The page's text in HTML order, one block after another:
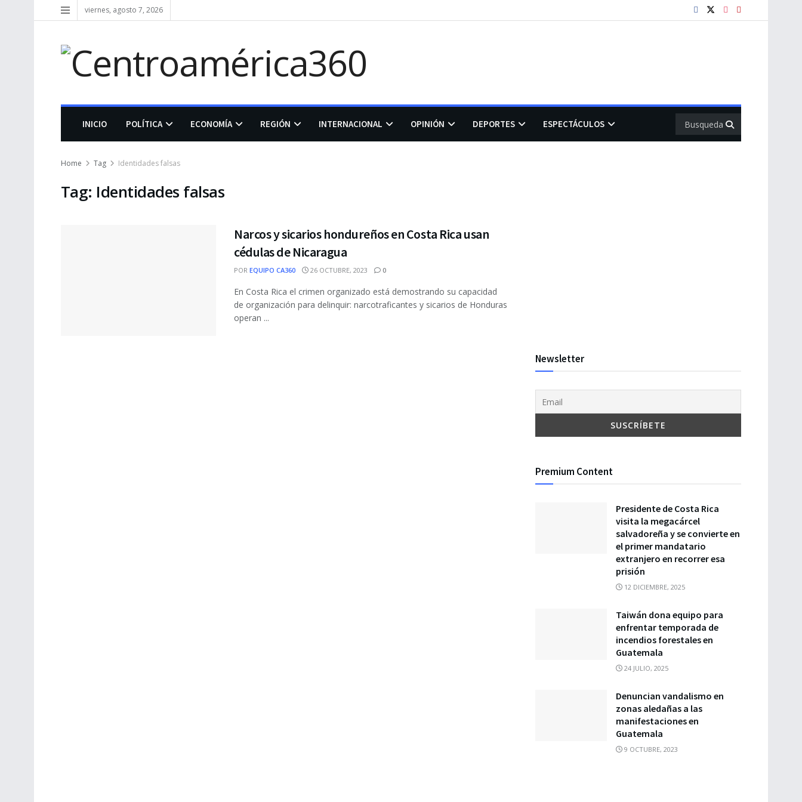
viernes, agosto 7, 2026
INICIO POLÍTICA ECONOMÍA REGIÓN INTERNACIONAL OPINIÓN DEPORTES ESPECTÁCULOS
Home Tag Identidades falsas
Tag: Identidades falsas
Narcos y sicarios hondureños en Costa Rica usan
cédulas de Nicaragua
POR EQUIPO CA360 26 OCTUBRE, 2023 0
En Costa Rica el crimen organizado está demostrando su capacidad
de organización para delinquir: narcotraficantes y sicarios de Honduras
operan ...
Newsletter
Premium Content
Presidente de Costa Rica
visita la megacárcel
salvadoreña y se convierte en
el primer mandatario
extranjero en recorrer esa
prisión
12 DICIEMBRE, 2025
Taiwán dona equipo para
enfrentar temporada de
incendios forestales en
Guatemala
24 JULIO, 2025
Denuncian vandalismo en
zonas aledañas a las
manifestaciones en
Guatemala
9 OCTUBRE, 2023